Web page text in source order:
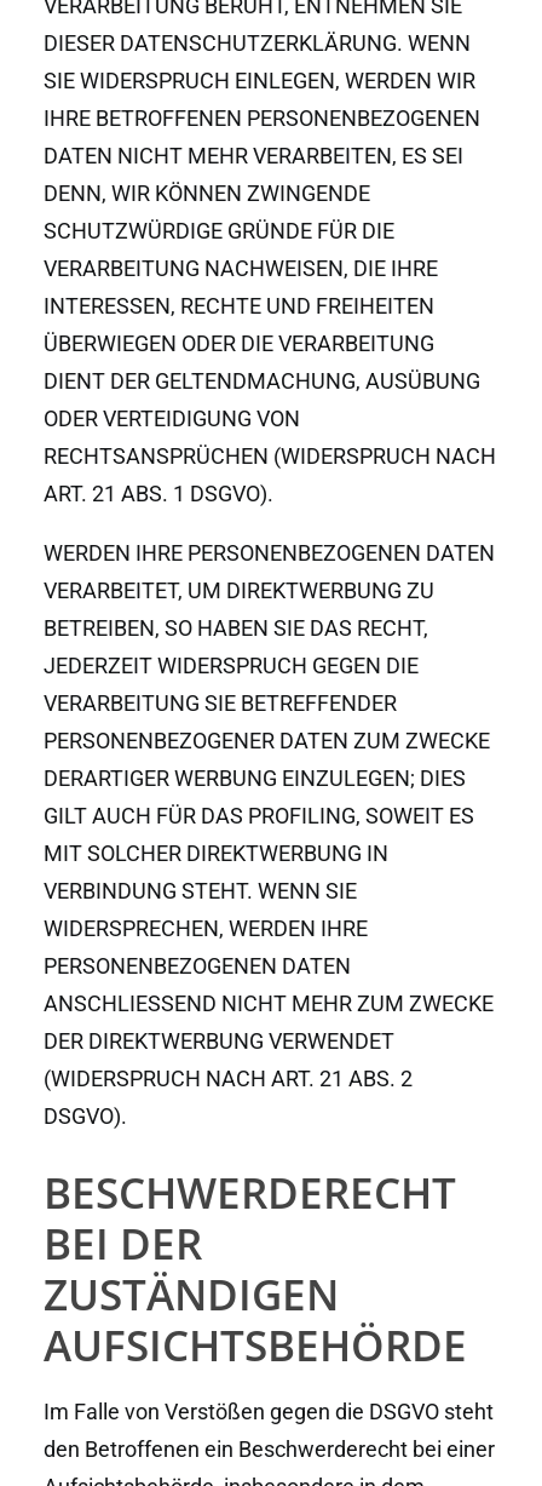
VERARBEITUNG BERUHT, ENTNEHMEN SIE
DIESER DATENSCHUTZERKLÄRUNG. WENN
SIE WIDERSPRUCH EINLEGEN, WERDEN WIR
IHRE BETROFFENEN PERSONENBEZOGENEN
DATEN NICHT MEHR VERARBEITEN, ES SEI
DENN, WIR KÖNNEN ZWINGENDE
SCHUTZWÜRDIGE GRÜNDE FÜR DIE
VERARBEITUNG NACHWEISEN, DIE IHRE
INTERESSEN, RECHTE UND FREIHEITEN
ÜBERWIEGEN ODER DIE VERARBEITUNG
DIENT DER GELTENDMACHUNG, AUSÜBUNG
ODER VERTEIDIGUNG VON
RECHTSANSPRÜCHEN (WIDERSPRUCH NACH
ART. 21 ABS. 1 DSGVO).
WERDEN IHRE PERSONENBEZOGENEN DATEN
VERARBEITET, UM DIREKTWERBUNG ZU
BETREIBEN, SO HABEN SIE DAS RECHT,
JEDERZEIT WIDERSPRUCH GEGEN DIE
VERARBEITUNG SIE BETREFFENDER
PERSONENBEZOGENER DATEN ZUM ZWECKE
DERARTIGER WERBUNG EINZULEGEN; DIES
GILT AUCH FÜR DAS PROFILING, SOWEIT ES
MIT SOLCHER DIREKTWERBUNG IN
VERBINDUNG STEHT. WENN SIE
WIDERSPRECHEN, WERDEN IHRE
PERSONENBEZOGENEN DATEN
ANSCHLIESSEND NICHT MEHR ZUM ZWECKE
DER DIREKTWERBUNG VERWENDET
(WIDERSPRUCH NACH ART. 21 ABS. 2
DSGVO).
BESCHWERDE­RECHT
BEI DER
ZUSTÄNDIGEN
AUFSICHTS­BEHÖRDE
Im Falle von Verstößen gegen die DSGVO steht
den Betroffenen ein Beschwerderecht bei einer